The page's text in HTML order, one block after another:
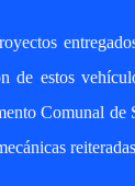
de estos
Comunal